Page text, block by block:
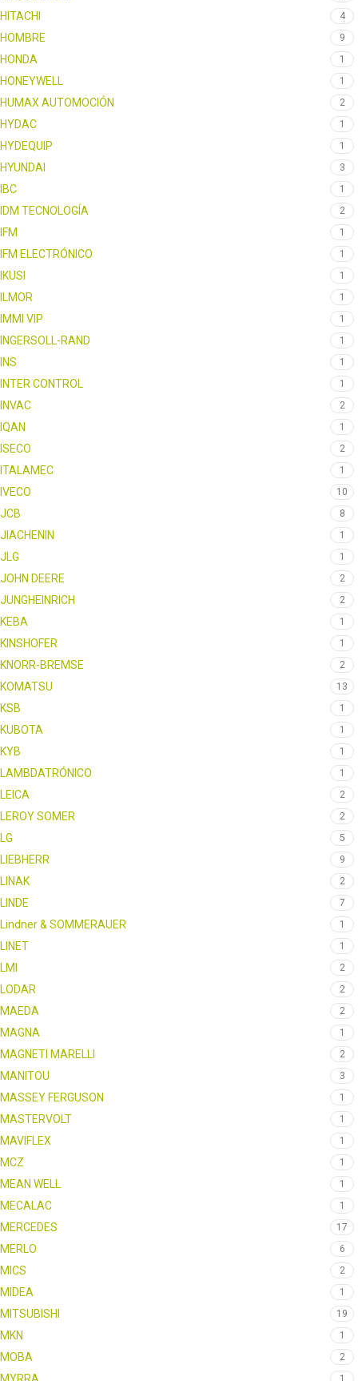
HITACHI 4
HOMBRE 9
HONDA 1
HONEYWELL 1
HUMAX AUTOMOCIÓN 2
HYDAC 1
HYDEQUIP 1
HYUNDAI 3
IBC 1
IDM TECNOLOGÍA 2
IFM 1
IFM ELECTRÓNICO 1
IKUSI 1
ILMOR 1
IMMI VIP 1
INGERSOLL-RAND 1
INS 1
INTER CONTROL 1
INVAC 2
IQAN 1
ISECO 2
ITALAMEC 1
IVECO 10
JCB 8
JIACHENIN 1
JLG 1
JOHN DEERE 2
JUNGHEINRICH 2
KEBA 1
KINSHOFER 1
KNORR-BREMSE 2
KOMATSU 13
KSB 1
KUBOTA 1
KYB 1
LAMBDATRÓNICO 1
LEICA 2
LEROY SOMER 2
LG 5
LIEBHERR 9
LINAK 2
LINDE 7
Lindner & SOMMERAUER 1
LINET 1
LMI 2
LODAR 2
MAEDA 2
MAGNA 1
MAGNETI MARELLI 2
MANITOU 3
MASSEY FERGUSON 1
MASTERVOLT 1
MAVIFLEX 1
MCZ 1
MEAN WELL 1
MECALAC 1
MERCEDES 17
MERLO 6
MICS 2
MIDEA 1
MITSUBISHI 19
MKN 1
MOBA 2
1